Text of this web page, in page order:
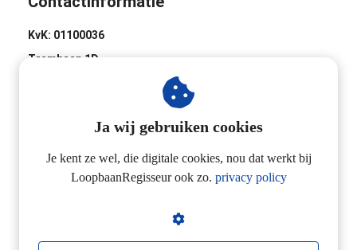
KvK: 01100036
Trambaan 1D
Industrieweg 2D
3433 NL Nieuwegein
06-24257923
Ja wij gebruiken cookies
Je kent ze wel, die digitale cookies, nou dat werkt bij
LoopbaanRegisseur ook zo. privacy policy